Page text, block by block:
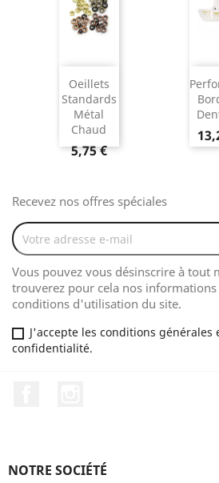
Oeillets
Standards
Métal
Chaud
5,75 €
Recevez nos offres spéciales
Vous pouvez vous désinscrire à tout
trouverez pour cela nos informations
conditions d'utilisation du site.
J'accepte les conditions
confidentialité.
NOTRE SOCIÉTÉ